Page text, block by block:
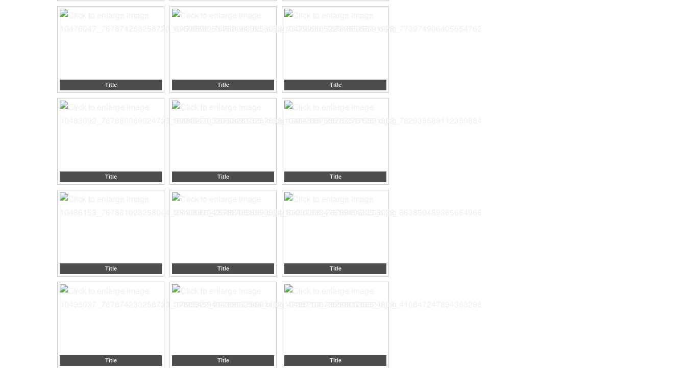
Title Title Title
Title Title Title
Title Title Title
Title Title Title